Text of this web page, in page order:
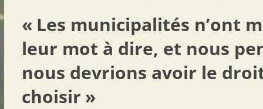
« Les municipalités n’ont
leur mot à dire, et nous
nous devrions avoir le
choisir »